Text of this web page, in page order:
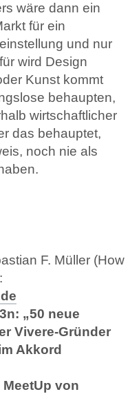
wäre dann ein
für ein
und nur
wird Design
Kunst kommt
behaupten,
wirtschaftlicher
das behauptet,
noch nie als
F. Müller (How
„50 neue
Vivere-Gründer
Akkord
MeetUp von